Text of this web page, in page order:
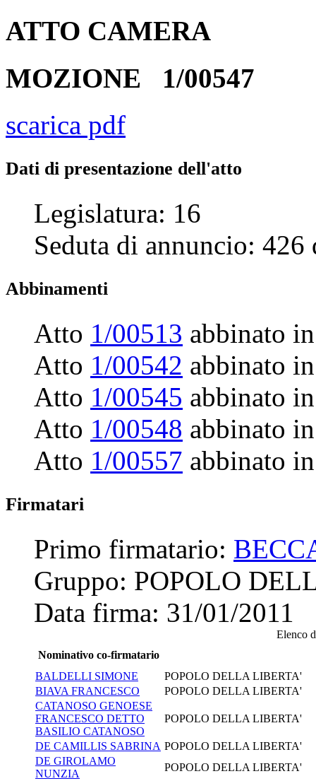
ATTO CAMERA
MOZIONE 1/00547
scarica pdf
Dati di presentazione dell'atto
Legislatura: 16
Seduta di annuncio: 426
Abbinamenti
Atto 1/00513 abbinato
Atto 1/00542 abbinato
Atto 1/00545 abbinato
Atto 1/00548 abbinato
Atto 1/00557 abbinato
Firmatari
Primo firmatario:
Gruppo: POPOLO
Data firma: 31/01/2011
Elenco
Nominativo co-firmatario
BALDELLI SIMONE
POPOLO DELLA LIBERTA'
BIAVA FRANCESCO
POPOLO DELLA LIBERTA'
CATANOSO GENOESE
FRANCESCO DETTO
BASILIO CATANOSO
POPOLO DELLA LIBERTA'
DE CAMILLIS SABRINA POPOLO DELLA LIBERTA'
DE GIROLAMO
NUNZIA
POPOLO DELLA LIBERTA'